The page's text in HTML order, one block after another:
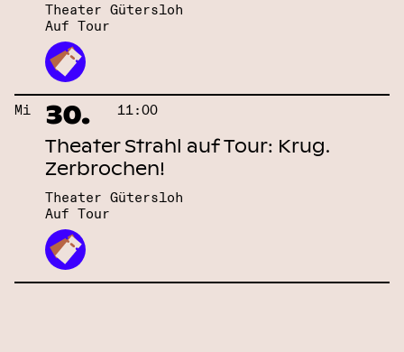
Theater Gütersloh
Auf Tour
Mi 30. 11:00
Theater Strahl auf Tour: Krug.
Zerbrochen!
Theater Gütersloh
Auf Tour